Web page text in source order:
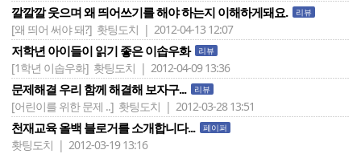
깔깔깔 웃으며 왜 띄어쓰기를 해야 하는지 이해하게돼요. 리뷰
[왜 띄어 써야 돼?] 홧팅도치 | 2012-04-13 12:07
저학년 아이들이 읽기 좋은 이솝우화 리뷰
[1학년 이솝우화] 홧팅도치 | 2012-04-09 13:36
문제해결 우리 함께 해결해 보자구... 리뷰
[어린이를 위한 문제 ..] 홧팅도치 | 2012-03-28 13:51
천재교육 올백 블로거를 소개합니다... 페이퍼
홧팅도치 | 2012-03-19 13:16